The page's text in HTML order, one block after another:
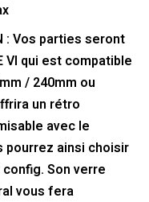
: Vos parties seront
VI qui est compatible
/ 240mm ou
un rétro
avec le
pourrez ainsi choisir
Son verre
vous fera